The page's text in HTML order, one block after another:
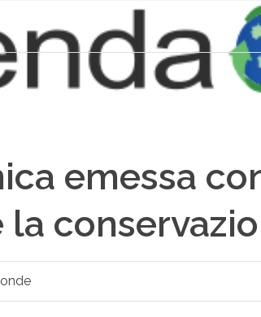
emessa